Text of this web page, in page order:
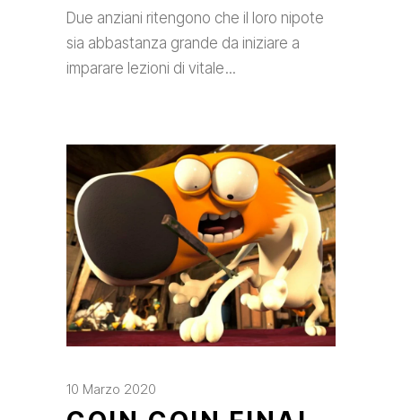
Due anziani ritengono che il loro nipote
sia abbastanza grande da iniziare a
imparare lezioni di vitale
10 Marzo 2020